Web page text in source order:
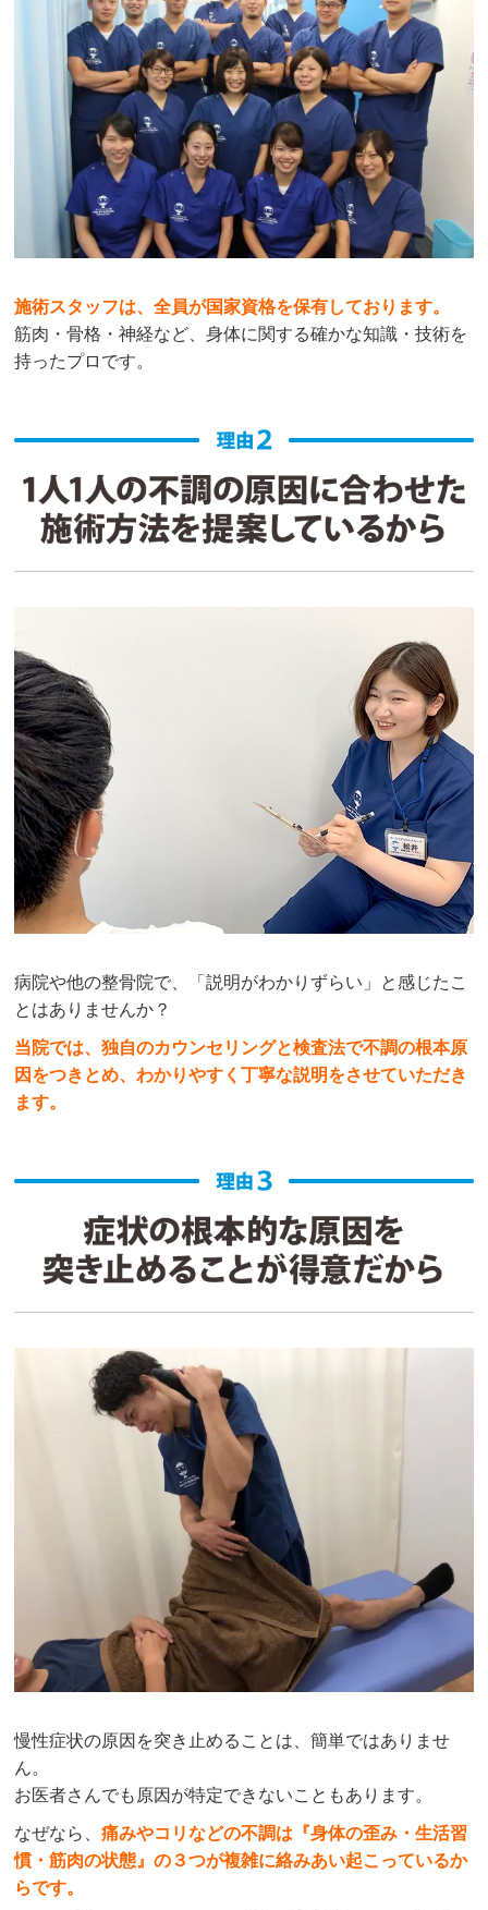
すく説明してくださるため、安心して施術を受ける
ことができています。
一方で固定担当制ではないため、他の先生にご対応
いただくこともありますが、先生によって施術の進
め方や時間の使い方に多少の違いはあるものの、ど
の方も丁寧に対応してくださいます。
総合的にとても信頼できる接骨院だと感じており、
今後も継続して通いたいと思います。
1 か月前
肩凝りがひどくてマッサージによく通ってたのです
て、巻き肩なども直していきたいです。骨格矯正や
か、やってみてください！
交通事故などの治療もやってるらしいです！
施術スタッフは、全員が国家資格を保有しております。
筋肉・骨格・神経など、身体に関する確かな知識・技術を
持ったプロです。
病院や他の整骨院で、「説明がわかりずらい」と感じたこ
とはありませんか？
当院では、独自のカウンセリングと検査法で不調の根本原
因をつきとめ、わかりやすく丁寧な説明をさせていただき
ます。
慢性症状の原因を突き止めることは、簡単ではありませ
ん。
お医者さんでも原因が特定できないこともあります。
なぜなら、痛みやコリなどの不調は『身体の歪み・生活習
慣・筋肉の状態』の３つが複雑に絡みあい起こっているか
らです。